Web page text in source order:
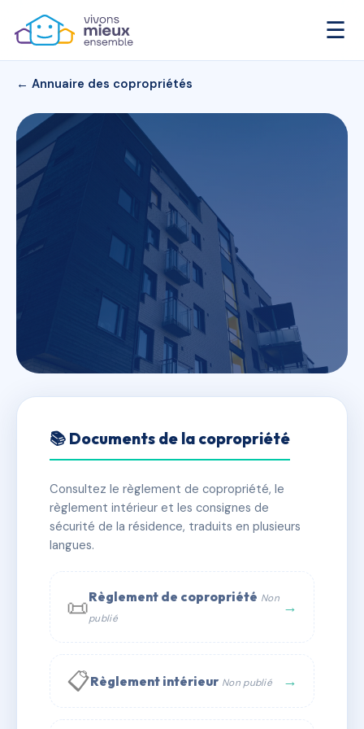
☰
← Annuaire des copropriétés
LES PYRAMIDES
✓ Immatriculée 🏠 5 lots 🏗 1 bâtiment(s)
📞 Contacter Syndic Digital
📚 Documents de la copropriété
Consultez le règlement de copropriété, le
règlement intérieur et les consignes de
sécurité de la résidence, traduits en plusieurs
langues.
📜Règlement de copropriété Non
publié
→
📋Règlement intérieur Non publié →